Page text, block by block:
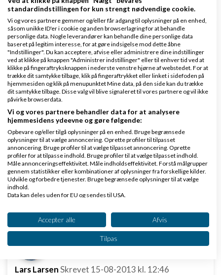
Lars LarsenSkrevet30-04-2013kl. 15:16
Gennemsnit5,0stjerner givet af1
person
Kristian, tak for et rigtigt brugbart svar. Jeg vender
lige tilbage til dig, når jeg er hjemme i Thailand igen,
senere på ugen.
Lars LarsenSkrevet 15-08-2013 kl. 12:46
standardindstillingen for kun strengt nødvendige cookie.
Vi og vores partnere gemmer og/eller får adgang til oplysninger på en enhed,
såsom unikke ID'er i cookie og anden browserlagring for at behandle
personlige data. Nogle leverandører kan behandle dine personlige data
baseret på legitim interesse, for at gøre indsigelse mod dette åbne
"Indstillinger". Du kan acceptere, afvise eller administrere dine indstillinger
ved at klikke på knappen "Administrer indstillinger" eller til enhver tid ved at
klikke på fingeraftryksknappen i nederste venstre hjørne af webstedet. For at
trække dit samtykke tilbage, klik på fingeraftrykket eller linket i sidefoden på
hjemmesiden og klik på menupunktet Mine data, på den side kan du trække
dit samtykke tilbage. Disse valg vil blive signaleret til vores partnere og vil ikke
påvirke browserdata.
Vi og vores partnere behandler data for at analysere
hjemmesidens ydeevne og gøre følgende:
Opbevare og/eller tilgå oplysninger på en enhed. Bruge begrænsede
oplysninger til at vælge annoncering. Oprette profiler til tilpasset
annoncering. Bruge profiler til at vælge tilpasset annoncering. Oprette
profiler for at tilpasse indhold. Bruge profiler til at vælge tilpasset indhold.
Måle annonceringseffektivitet. Måle indholdseffektivitet. Forstå målgrupper
gennem statistikker eller kombinationer af oplysninger fra forskellige kilder.
Udvikle og forbedre tjenester. Bruge begrænsede oplysninger til at vælge
indhold.
Data kan deles uden for EU og sendes til USA.
Se partnerliste (2 IAB-leverandører)
Vi bruger dine data til følgende formål:
IAB's behandlingsformål:
Opbevare og/eller tilgå oplysninger på en
enhed
Accepter alle Afvis
Tilpas